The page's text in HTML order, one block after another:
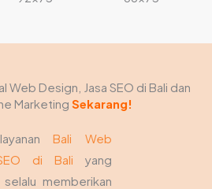
Web Design, Jasa SEO di Bali dan
Marketing Sekarang!
Bali Web
di Bali yang
memberikan